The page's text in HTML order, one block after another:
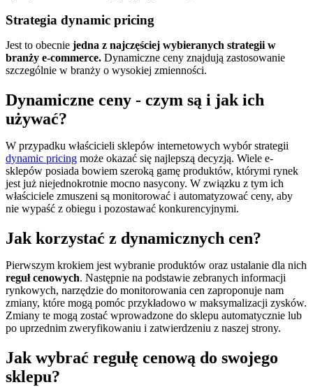
Strategia dynamic pricing
Jest to obecnie jedna z najczęściej wybieranych strategii w
branży e-commerce. Dynamiczne ceny znajdują zastosowanie
szczególnie w branży o wysokiej zmienności.
Dynamiczne ceny - czym są i jak ich
używać?
W przypadku właścicieli sklepów internetowych wybór strategii
dynamic pricing może okazać się najlepszą decyzją. Wiele e-
sklepów posiada bowiem szeroką gamę produktów, którymi rynek
jest już niejednokrotnie mocno nasycony. W związku z tym ich
właściciele zmuszeni są monitorować i automatyzować ceny, aby
nie wypaść z obiegu i pozostawać konkurencyjnymi.
Jak korzystać z dynamicznych cen?
Pierwszym krokiem jest wybranie produktów oraz ustalanie dla nich
reguł cenowych. Następnie na podstawie zebranych informacji
rynkowych, narzędzie do monitorowania cen zaproponuje nam
zmiany, które mogą pomóc przykładowo w maksymalizacji zysków.
Zmiany te mogą zostać wprowadzone do sklepu automatycznie lub
po uprzednim zweryfikowaniu i zatwierdzeniu z naszej strony.
Jak wybrać regułę cenową do swojego
sklepu?